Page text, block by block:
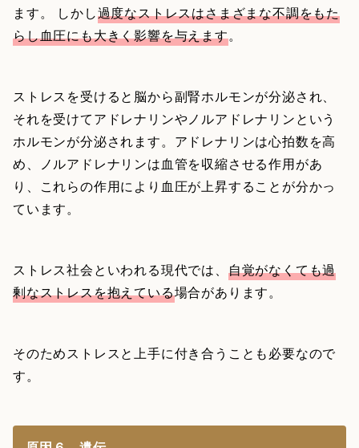
ます。 しかし過度なストレスはさまざまな不調をもた
らし血圧にも大きく影響を与えます。
ストレスを受けると脳から副腎ホルモンが分泌され、
それを受けてアドレナリンやノルアドレナリンという
ホルモンが分泌されます。アドレナリンは心拍数を高
め、ノルアドレナリンは血管を収縮させる作用があ
り、これらの作用により血圧が上昇することが分かっ
ています。
ストレス社会といわれる現代では、 自覚がなくても過
剰なストレスを抱えている場合があります。
そのためストレスと上手に付き合うことも必要なので
す。